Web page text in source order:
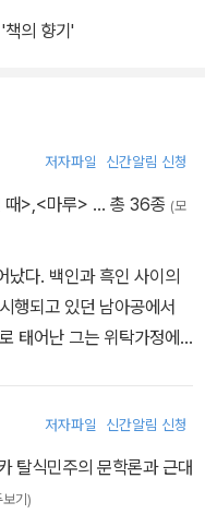
의 향기'
저자파일 신간알림 신청
때> <마루> … 총 36종 (모
백인과 흑인 사이의
아공에서
문 Bessie phot
저자파일 신간알림 신청
탈식민주의 문학론과 근대
보기)